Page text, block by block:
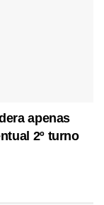
apenas
2º turno